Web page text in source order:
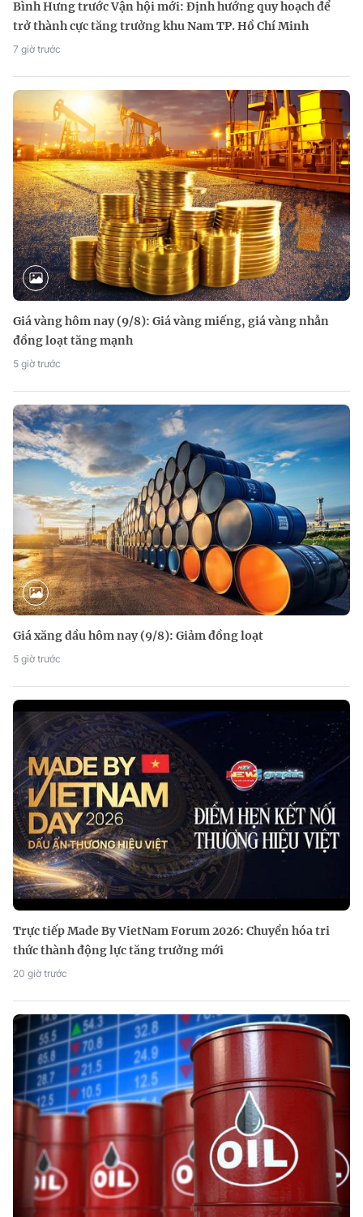
Bình Hưng trước Vận hội mới: Định hướng quy hoạch để
trở thành cực tăng trưởng khu Nam TP. Hồ Chí Minh
7 giờ trước
Giá vàng hôm nay (9/8): Giá vàng miếng, giá vàng nhẫn
đồng loạt tăng mạnh
5 giờ trước
Giá xăng dầu hôm nay (9/8): Giảm đồng loạt
5 giờ trước
Trực tiếp Made By VietNam Forum 2026: Chuyển hóa tri
thức thành động lực tăng trưởng mới
20 giờ trước